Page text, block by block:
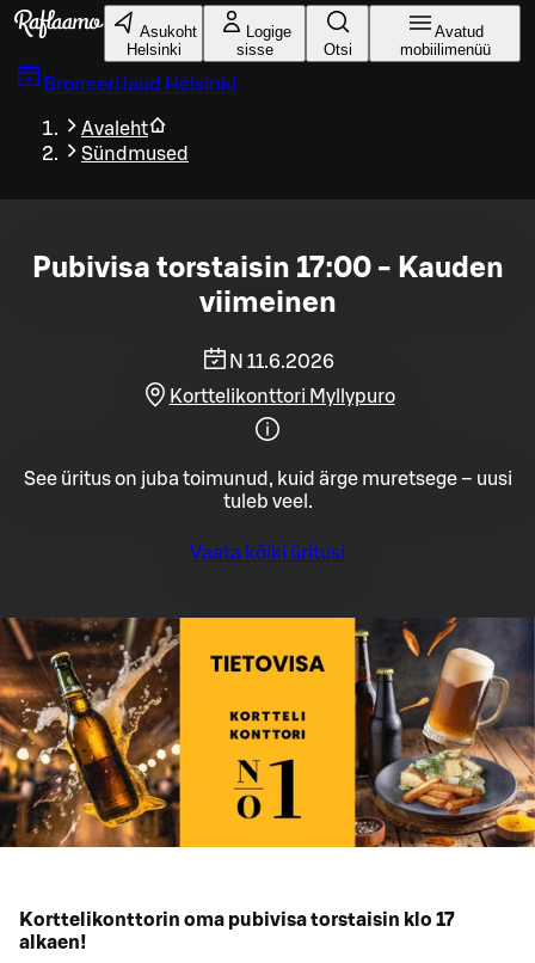
Liigu peamise sisu juurde
Asukoht
Helsinki
Logige
sisse
Otsi
Avatud
mobiilimenüü
Broneeri laud Helsinki
Avaleht
Sündmused
Pubivisa torstaisin 17:00 - Kauden
viimeinen
N 11.6.2026
Korttelikonttori Myllypuro
See üritus on juba toimunud, kuid ärge muretsege – uusi
tuleb veel.
Vaata kõiki üritusi
Korttelikonttorin oma pubivisa torstaisin klo 17
alkaen!